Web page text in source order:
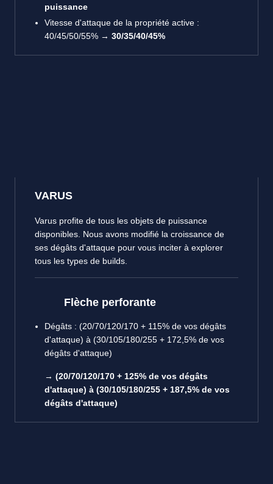
puissance
Vitesse d'attaque de la propriété active :
40/45/50/55% → 30/35/40/45%
VARUS
Varus profite de tous les objets de puissance
disponibles. Nous avons modifié la croissance de
ses dégâts d'attaque pour vous inciter à explorer
tous les types de builds.
Flèche perforante
Dégâts : (20/70/120/170 + 115% de vos dégâts
d'attaque) à (30/105/180/255 + 172,5% de vos
dégâts d'attaque)
→ (20/70/120/170 + 125% de vos dégâts
d'attaque) à (30/105/180/255 + 187,5% de vos
dégâts d'attaque)